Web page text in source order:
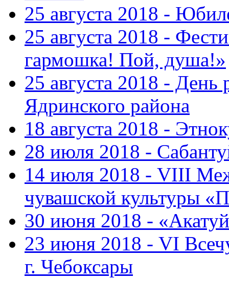
25 августа 2018 -
25 августа 2018 -
гармошка! Пой, душа!»
25 августа 2018 -
Ядринского района
18 августа 2018 -
28 июля 2018 -
14 июля 2018 - VIII
чувашской культуры
30 июня 2018 -
23 июня 2018 - VI
г. Чебоксары